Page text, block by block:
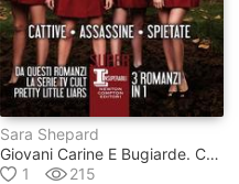
Sara Shepard
Giovani Carine E Bugiarde. Cattive - Assassine - Spietate
1
215